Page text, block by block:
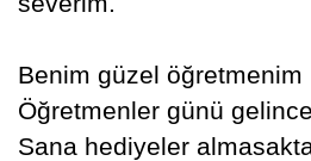
Benim güzel öğretmenim
Öğretmenler günü
Sana hediyeler